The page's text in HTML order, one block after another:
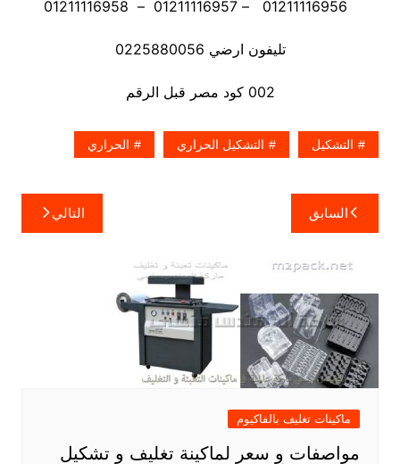
تليفون ارضي 0225880056
002 كود مصر قبل الرقم
التشكيل التشكيل الحراري الحراري
تصفّح
المقالات
السابق التالي
ماكينات تغليف بالفاكيوم
مواصفات و سعر لماكينة تغليف و تشكيل